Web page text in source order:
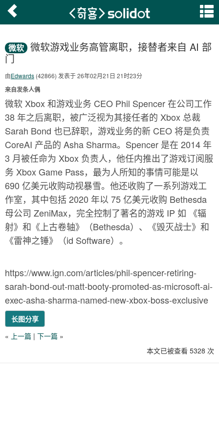
微软 微软游戏业务高管离职，接替者来自 AI 部
门
由Edwards (42866) 发表于 26年02月21日 21时23分
来自发条人偶
微软 Xbox 和游戏业务 CEO Phil Spencer 在公司工作
38 年之后离职，被广泛视为其接任者的 Xbox 总裁
Sarah Bond 也已辞职，游戏业务的新 CEO 将是负责
CoreAI 产品的 Asha Sharma。Spencer 是在 2014 年
3 月被任命为 Xbox 负责人，他任内推出了游戏订阅服
务 Xbox Game Pass，最为人所知的事情可能是以
690 亿美元收购动视暴雪。他还收购了一系列游戏工
作室，其中包括 2020 年以 75 亿美元收购 Bethesda
母公司 ZeniMax，完全控制了著名的游戏 IP 如 《辐
射》和《上古卷轴》（Bethesda）、《毁灭战士》和
《雷神之锤》（id Software）。
https://www.ign.com/articles/phil-spencer-retiring-
sarah-bond-out-matt-booty-promoted-as-microsoft-ai-
exec-asha-sharma-named-new-xbox-boss-exclusive
长图分享
« 上一篇 | 下一篇 »
本文已被查看 5328 次